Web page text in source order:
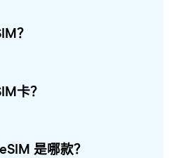
？
卡？
是哪款？